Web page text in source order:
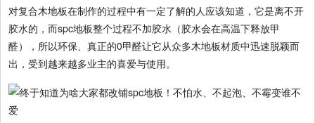
对复合木地板在制作的过程中有一定了解的人应该知道，它是离不开
胶水的，而spc地板整个过程不加胶水（胶水会在高温下释放甲
醛），所以环保、真正的0甲醛让它从众多木地板材质中迅速脱颖而
出，受到越来越多业主的喜爱与使用。